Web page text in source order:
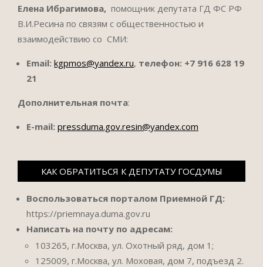
Елена Ибрагимова, помощник депутата ГД ФС РФ
В.И.Ресина по связям с общественностью и
взаимодействию со СМИ:
Email: kgpmos@yandex.ru, телефон: +7 916 628 19
21
Дополнительная почта:
E-mail: pressduma.gov.resin@yandex.com
КАК ОБРАТИТЬСЯ К ДЕПУТАТУ ГОСДУМЫ
Воспользоваться порталом Приемной ГД:
https://priemnaya.duma.gov.ru
Написать на почту по адресам:
103265, г.Москва, ул. Охотный ряд, дом 1;
125009, г.Москва, ул. Моховая, дом 7, подъезд 2.